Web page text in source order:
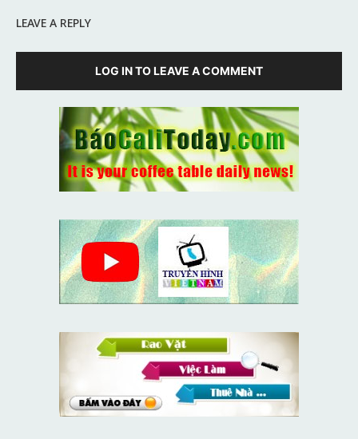
LEAVE A REPLY
LOG IN TO LEAVE A COMMENT